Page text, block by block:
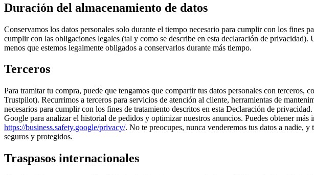
Duración del almacenamiento de datos
Conservamos los datos personales solo durante el tiempo necesario para cumplir con los fines
cumplir con las obligaciones legales (tal y como se describe en esta declaración de
menos que estemos legalmente obligados a conservarlos durante más tiempo.
Terceros
Para tramitar tu compra, puede que tengamos que compartir tus datos personales con
Trustpilot). Recurrimos a terceros para servicios de atención al cliente, herramientas de
necesarios para cumplir con los fines de tratamiento descritos en esta Declaración de
Google para analizar el historial de pedidos y optimizar nuestros anuncios. Puedes obtener
https://business.safety.google/privacy/. No te preocupes, nunca venderemos tus datos a nadie,
seguros y protegidos.
Traspasos internacionales